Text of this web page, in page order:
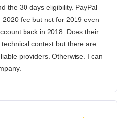
the 30 days eligibility. PayPal
fee but not for 2019 even
back in 2018. Does their
context but there are
providers. Otherwise, I can